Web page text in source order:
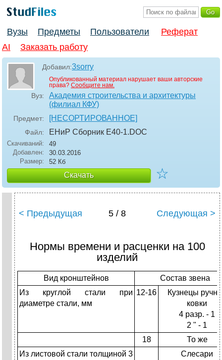
Вузы Предметы Пользователи
Реферат
AI
Заказать работу
Добавил:3sorry
Опубликованный материал нарушает ваши авторские
права? Сообщите нам.
Вуз:
Академия строительства и архитектуры
(филиал КФУ)
Предмет: [НЕСОРТИРОВАННОЕ]
Файл: ЕНиР Сборник Е40-1.DOC
Скачиваний:
49
Добавлен:
30.03.2016
Размер:
52 Кб
Скачать ☆
< Предыдущая 5 / 8 Следующая >
Нормы времени и расценки на 100
изделий
Вид кронштейнов
Состав звена
Из круглой стали при
диаметре стали, мм
12-16
Кузнецы
ковки
4 разр. - 1
2 " - 1
18
То же
Из листовой стали толщиной 3
Слесари